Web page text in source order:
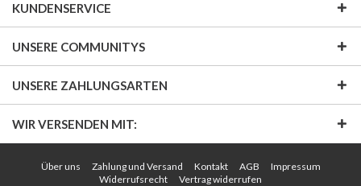
KUNDENSERVICE
UNSERE COMMUNITYS
UNSERE ZAHLUNGSARTEN
WIR VERSENDEN MIT:
Über uns Zahlung und Versand Kontakt AGB
Impressum
Widerrufsrecht
Vertrag widerrufen